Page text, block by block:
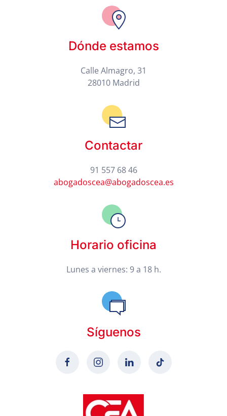
Dónde estamos
Calle Almagro, 31
28010 Madrid
Contactar
91 557 68 46
abogadoscea@abogadoscea.es
Horario oficina
Lunes a viernes: 9 a 18 h.
Síguenos